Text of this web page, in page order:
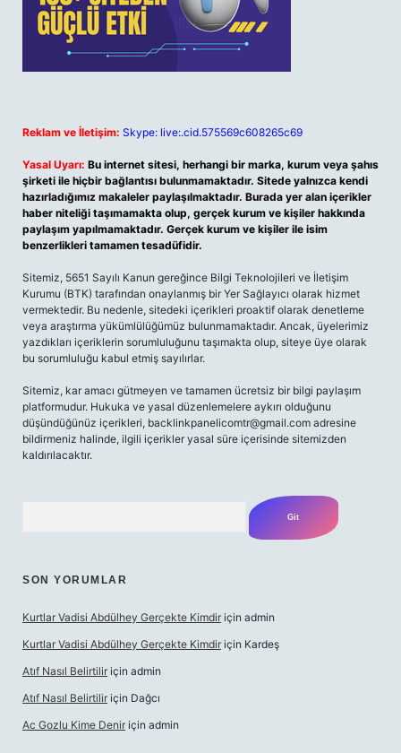
Reklam ve İletişim: Skype: live:.cid.575569c608265c69
Yasal Uyarı: Bu internet sitesi, herhangi bir marka, kurum veya şahıs
şirketi ile hiçbir bağlantısı bulunmamaktadır. Sitede yalnızca kendi
hazırladığımız makaleler paylaşılmaktadır. Burada yer alan içerikler
haber niteliği taşımamakta olup, gerçek kurum ve kişiler hakkında
paylaşım yapılmamaktadır. Gerçek kurum ve kişiler ile isim
benzerlikleri tamamen tesadüfidir.
Sitemiz, 5651 Sayılı Kanun gereğince Bilgi Teknolojileri ve İletişim
Kurumu (BTK) tarafından onaylanmış bir Yer Sağlayıcı olarak hizmet
vermektedir. Bu nedenle, sitedeki içerikleri proaktif olarak denetleme
veya araştırma yükümlülüğümüz bulunmamaktadır. Ancak, üyelerimiz
yazdıkları içeriklerin sorumluluğunu taşımakta olup, siteye üye olarak
bu sorumluluğu kabul etmiş sayılırlar.
Sitemiz, kar amacı gütmeyen ve tamamen ücretsiz bir bilgi paylaşım
platformudur. Hukuka ve yasal düzenlemelere aykırı olduğunu
düşündüğünüz içerikleri, backlinkpanelicomtr@gmail.com adresine
bildirmeniz halinde, ilgili içerikler yasal süre içerisinde sitemizden
kaldırılacaktır.
SON YORUMLAR
Kurtlar Vadisi Abdülhey Gerçekte Kimdir için admin
Kurtlar Vadisi Abdülhey Gerçekte Kimdir için Kardeş
Atıf Nasıl Belirtilir için admin
Atıf Nasıl Belirtilir için Dağcı
Ac Gozlu Kime Denir için admin